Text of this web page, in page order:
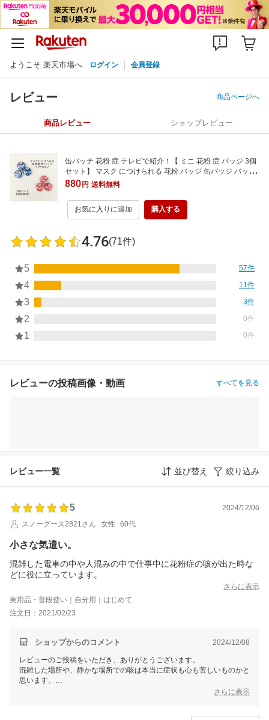
ようこそ 楽天市場へ ログイン 会員登録
レビュー 商品ページへ
商品レビュー ショップレビュー
缶バッチ 花粉 症 テレビで紹介！【 ミニ 花粉 症 バッジ 3個
セット】 マスク につけられる 花粉 バッジ 缶バッジ バッヂ
バッチ ばっじ ばっぢ ばっち 缶バッジ 25mm 丸型
880円 送料無料
お気に入りに追加 購入する
4.76(71件)
5 57件
4 11件
3 3件
2 0件
1 0件
レビューの投稿画像・動画 すべてを見る
レビュー一覧 並び替え 絞り込み
5
2024/12/06
スノーグース2821さん
女性 60代
小さな気遣い。
混雑した電車の中や人混みの中で仕事中に花粉症の咳が出た時な
どに役に立っています。
さらに表示
実用品・普段使い｜自分用｜はじめて
注文日：2021/02/23
ショップからのコメント 2024/12/08
レビューのご投稿をいただき、ありがとうございます。
混雑した場所や、静かな場所での咳は本当に症状も心も苦しいものかと
思います。
さらに表示